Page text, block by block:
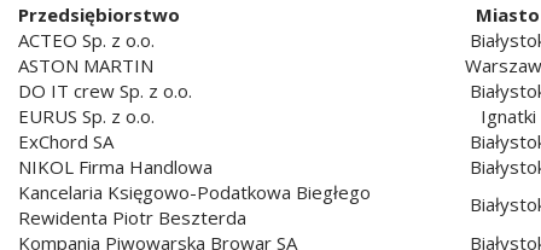
Przedsiębiorstwo
Miasto
ACTEO Sp. z o.o.
ASTON MARTIN
DO IT crew Sp. z o.o.
EURUS Sp. z o.o.
Ignatki
ExChord SA
NIKOL Firma Handlowa
Kancelaria Księgowo-Podatkowa Biegłego
Rewidenta Piotr Beszterda
Kompania Piwowarska Browar SA